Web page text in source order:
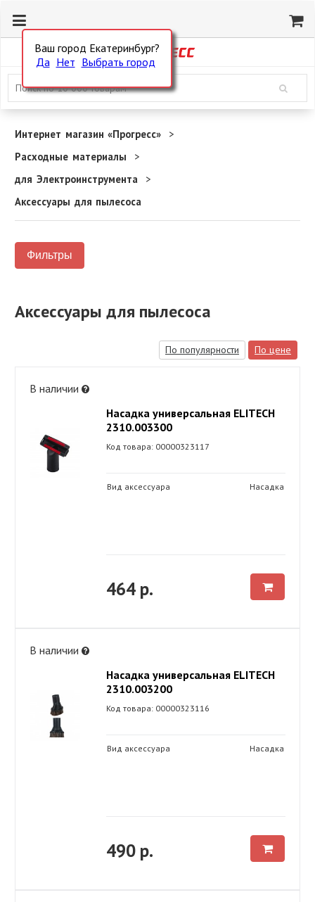
Ваш город Екатеринбург?
Да Нет Выбрать город
Интернет магазин «Прогресс»
Расходные материалы
для Электроинструмента
Аксессуары для пылесоса
Фильтры
Аксессуары для пылесоса
По популярности По цене
В наличии
Насадка универсальная ELITECH
2310.003300
Код товара: 00000323117
Вид аксессуара Насадка
464 р.
В наличии
Насадка универсальная ELITECH
2310.003200
Код товара: 00000323116
Вид аксессуара Насадка
490 р.